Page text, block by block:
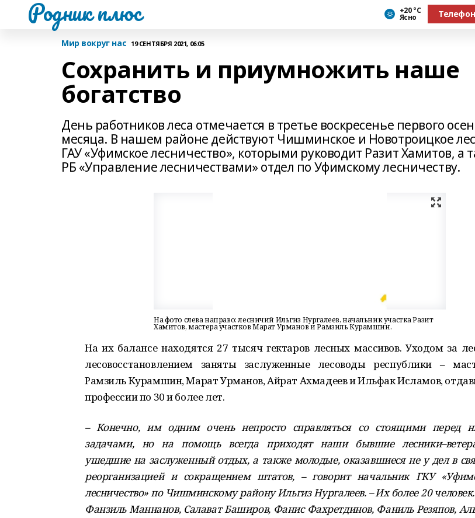
Родник плюс +20 °С
Ясно
Мир вокруг нас 19 СЕНТЯБРЯ 2021, 06:05
Сохранить и приумножить наше
богатство
День работников леса отмечается в третье воскресенье первого
месяца. В нашем районе действуют Чишминское и Новотроицкое
ГАУ «Уфимское лесничество», которыми руководит Разит Хамитов, а
РБ «Управление лесничествами» отдел по Уфимскому лесничеству.
На фото слева направо: лесничий Ильгиз Нургалеев, начальник участка Разит
Хамитов, мастера участков Марат Урманов и Рамзиль Курамшин.
На их балансе находятся 27 тысяч гектаров лесных массивов. Уходом за
лесовосстановлением заняты заслуженные лесоводы республики –
Рамзиль Курамшин, Марат Урманов, Айрат Ахмадеев и Ильфак Исламов,
профессии по 30 и более лет.
– Конечно, им одним очень непросто справляться со стоящими перед
задачами, но на помощь всегда приходят наши бывшие
ушедшие на заслуженный отдых, а также молодые, оказавшиеся не у дел в
реорганизацией и сокращением штатов, – говорит начальник ГКУ
лесничество» по Чишминскому району Ильгиз Нургалеев. – Их более 20
Фанзиль Маннанов, Салават Баширов, Фанис Фахретдинов, Фаниль Резяпов,